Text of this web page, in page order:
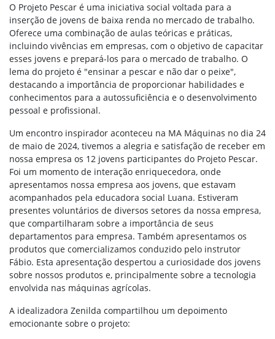
O Projeto Pescar é uma iniciativa social voltada para a
inserção de jovens de baixa renda no mercado de trabalho.
Oferece uma combinação de aulas teóricas e práticas,
incluindo vivências em empresas, com o objetivo de capacitar
esses jovens e prepará-los para o mercado de trabalho. O
lema do projeto é "ensinar a pescar e não dar o peixe",
destacando a importância de proporcionar habilidades e
conhecimentos para a autossuficiência e o desenvolvimento
pessoal e profissional.
Um encontro inspirador aconteceu na MA Máquinas no dia 24
de maio de 2024, tivemos a alegria e satisfação de receber em
nossa empresa os 12 jovens participantes do Projeto Pescar.
Foi um momento de interação enriquecedora, onde
apresentamos nossa empresa aos jovens, que estavam
acompanhados pela educadora social Luana. Estiveram
presentes voluntários de diversos setores da nossa empresa,
que compartilharam sobre a importância de seus
departamentos para empresa. Também apresentamos os
produtos que comercializamos conduzido pelo instrutor
Fábio. Esta apresentação despertou a curiosidade dos jovens
sobre nossos produtos e, principalmente sobre a tecnologia
envolvida nas máquinas agrícolas.
A idealizadora Zenilda compartilhou um depoimento
emocionante sobre o projeto: